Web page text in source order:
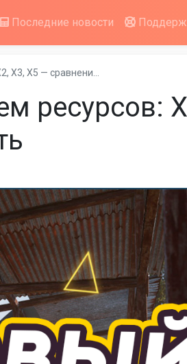
Последние новости
X3, X5 — сравнени…
ресурсов: